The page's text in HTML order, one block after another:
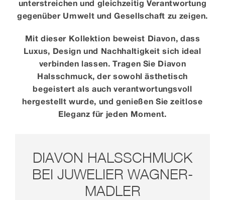
unterstreichen und gleichzeitig Verantwortung
gegenüber Umwelt und Gesellschaft zu zeigen.
Mit dieser Kollektion beweist Diavon, dass
Luxus, Design und Nachhaltigkeit sich ideal
verbinden lassen. Tragen Sie Diavon
Halsschmuck, der sowohl ästhetisch
begeistert als auch verantwortungsvoll
hergestellt wurde, und genießen Sie zeitlose
Eleganz für jeden Moment.
DIAVON HALSSCHMUCK
BEI JUWELIER WAGNER-
MADLER